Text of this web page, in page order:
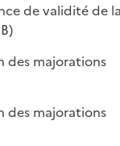
de validité de
des majorations
des majorations